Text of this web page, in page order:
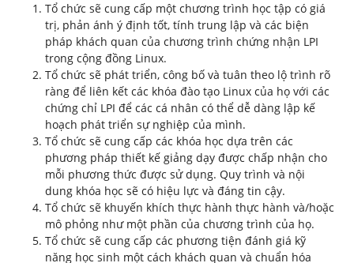
Tổ chức sẽ cung cấp một chương trình học tập có giá
trị, phản ánh ý định tốt, tính trung lập và các biện
pháp khách quan của chương trình chứng nhận LPI
trong cộng đồng Linux.
Tổ chức sẽ phát triển, công bố và tuân theo lộ trình rõ
ràng để liên kết các khóa đào tạo Linux của họ với các
chứng chỉ LPI để các cá nhân có thể dễ dàng lập kế
hoạch phát triển sự nghiệp của mình.
Tổ chức sẽ cung cấp các khóa học dựa trên các
phương pháp thiết kế giảng dạy được chấp nhận cho
mỗi phương thức được sử dụng. Quy trình và nội
dung khóa học sẽ có hiệu lực và đáng tin cậy.
Tổ chức sẽ khuyến khích thực hành thực hành và/hoặc
mô phỏng như một phần của chương trình của họ.
Tổ chức sẽ cung cấp các phương tiện đánh giá kỹ
năng học sinh một cách khách quan và chuẩn hóa